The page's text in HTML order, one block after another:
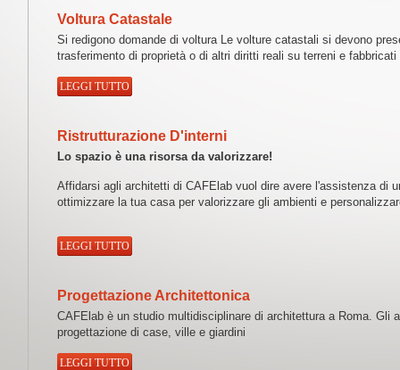
Voltura Catastale
Si redigono domande di voltura Le volture catastali si devono
trasferimento di proprietà o di altri diritti reali su terreni e fabbricati
LEGGI TUTTO
Ristrutturazione D'interni
Lo spazio è una risorsa da valorizzare!
Affidarsi agli architetti di CAFElab vuol dire avere l'assistenza di
ottimizzare la tua casa per valorizzare gli ambienti e
LEGGI TUTTO
Progettazione Architettonica
CAFElab è un studio multidisciplinare di architettura a Roma. Gli
progettazione di case, ville e giardini
LEGGI TUTTO